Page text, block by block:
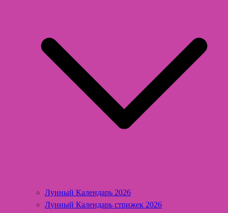
Лунный Календарь 2026
Лунный Календарь стрижек 2026